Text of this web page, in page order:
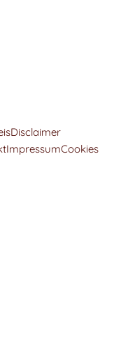
Disclaimer
ImpressumCookies